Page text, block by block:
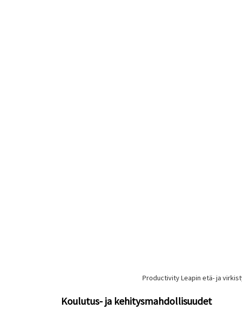
Productivity Leapin etä- ja
Koulutus- ja kehitysmahdollisuudet